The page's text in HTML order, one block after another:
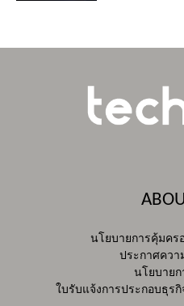
นโยบายการคุ้มค
ประกาศคว
นโยบาย
ใบรับแจ้งการประกอบธุร